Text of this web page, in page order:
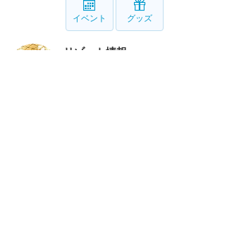
イベント グッズ
リゾート情報